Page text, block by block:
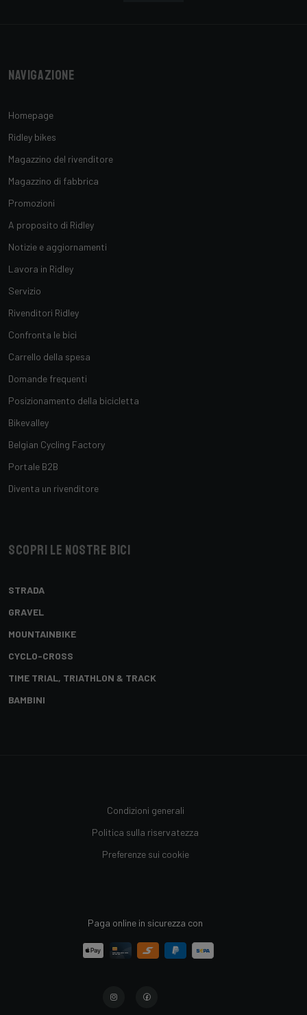
Navigazione
Homepage
Ridley bikes
Magazzino del rivenditore
Magazzino di fabbrica
Promozioni
A proposito di Ridley
Notizie e aggiornamenti
Lavora in Ridley
Servizio
Rivenditori Ridley
Confronta le bici
Carrello della spesa
Domande frequenti
Posizionamento della bicicletta
Bikevalley
Belgian Cycling Factory
Portale B2B
Diventa un rivenditore
Scopri le nostre bici
STRADA
GRAVEL
MOUNTAINBIKE
CYCLO-CROSS
TIME TRIAL, TRIATHLON & TRACK
BAMBINI
Condizioni generali
Politica sulla riservatezza
Preferenze sui cookie
Paga online in sicurezza con